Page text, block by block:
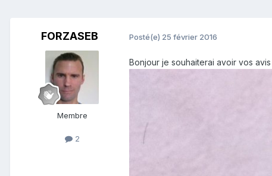
FORZASEB
Membre
2
Posté(e) 25 février 2016
Bonjour je souhaiterai avoir vos